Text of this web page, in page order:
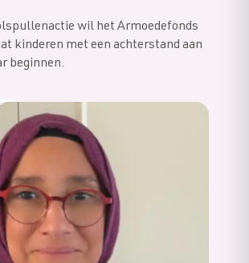
wil het Armoedefonds
kinderen met een achterstand aan
beginnen.